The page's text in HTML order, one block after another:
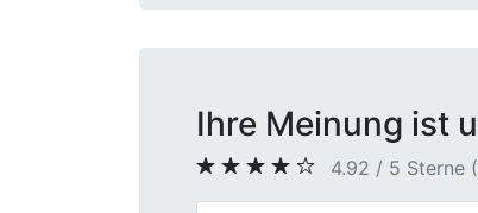
Ihre Meinung ist
4.92 / 5 Sterne